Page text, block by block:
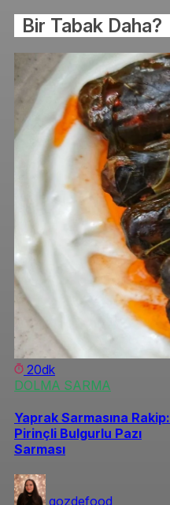
Bir Tabak Daha?
20dk
DOLMA SARMA
Yaprak Sarmasına Rakip:
Pirinçli Bulgurlu Pazı
Sarması
gozdefood